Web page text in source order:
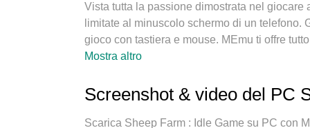
Vista tutta la passione dimostrata nel giocare
limitate al minuscolo schermo di un telefono.
gioco con tastiera e mouse. MEmu ti offre
su PC. Gioca quanto vuoi, niente più
nostra esperienza, lo squisito sistema di
vero e proprio gioco per PC. MEmu è un
sullo stesso dispositivo. E la cosa più
Mostra altro
Screenshot & video del PC
Scarica Sheep Farm : Idle Game su PC con